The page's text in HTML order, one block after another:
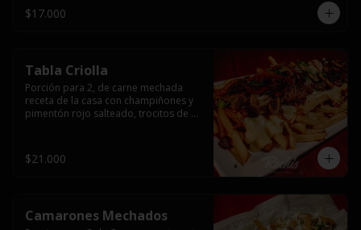
$17.000
Tabla Criolla
Porción para 2, de carne mechada
receta de la casa con champiñones y
pimentón rojo salteado, trocitos de
papas fritas.
$21.000
Camarones Mechados